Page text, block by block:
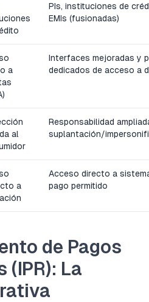
PIs, instituciones de
EMIs (fusionadas)
a
Interfaces mejoradas y
dedicados de acceso a
al
Responsabilidad
suplantación/
a
Acceso directo a
pago permitido
de Pagos
(IPR): La